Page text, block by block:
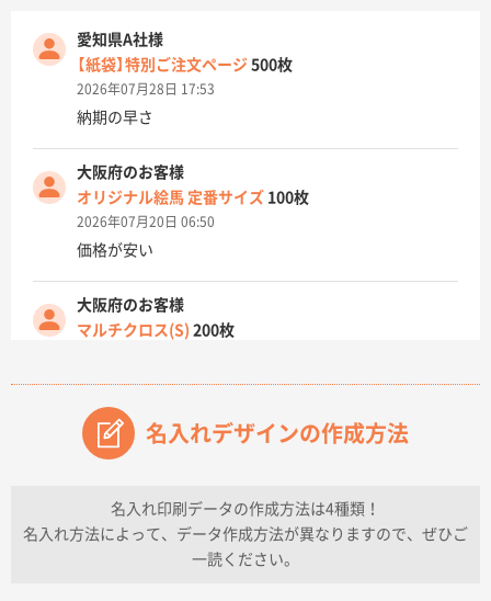
愛知県A社様
【紙袋】特別ご注文ページ 500枚
2026年07月28日 17:53
納期の早さ
大阪府のお客様
オリジナル絵馬 定番サイズ 100枚
2026年07月20日 06:50
価格が安い
大阪府のお客様
マルチクロス(S) 200枚
原稿データ流用が可能で価格が妥当なこと
兵庫県のお客様
チケットホルダー ダブルポケット
上記のとおりです。
名入れデザインの作成方法
名入れ印刷データの作成方法は4種類！
名入れ方法によって、データ作成方法が異なりますので、ぜひご
一読ください。